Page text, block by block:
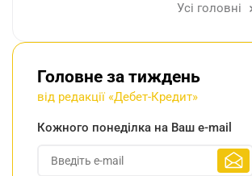
Усі головні
Головне за тиждень
від редакції «Дебет-Кредит»
Кожного понеділка на Ваш e-mail